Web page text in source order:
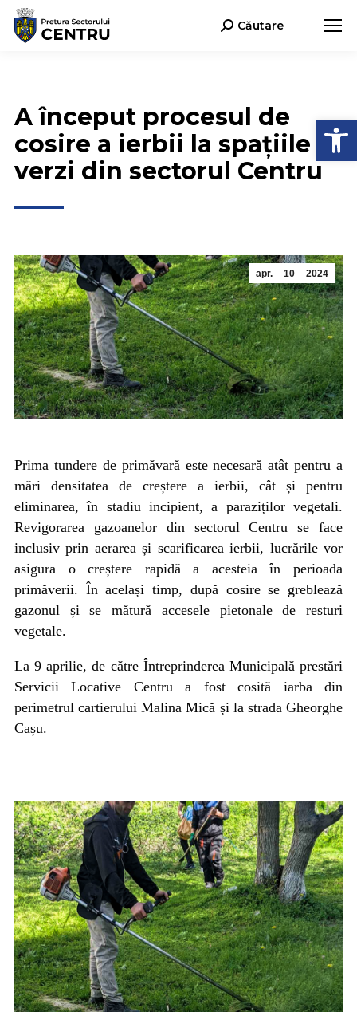
Search:Căutare
A început procesul de
cosire a ierbii la spațiile
verzi din sectorul Centru
apr. 10 2024
Prima tundere de primăvară este necesară atât pentru a
mări densitatea de creștere a ierbii, cât și pentru
eliminarea, în stadiu incipient, a paraziților vegetali.
Revigorarea gazoanelor din sectorul Centru se face
inclusiv prin aerarea și scarificarea ierbii, lucrările vor
asigura o creștere rapidă a acesteia în perioada
primăverii. În același timp, după cosire se greblează
gazonul și se mătură accesele pietonale de resturi
vegetale.
La 9 aprilie, de către Întreprinderea Municipală prestări
Servicii Locative Centru a fost cosită iarba din
perimetrul cartierului Malina Mică și la strada Gheorghe
Cașu.